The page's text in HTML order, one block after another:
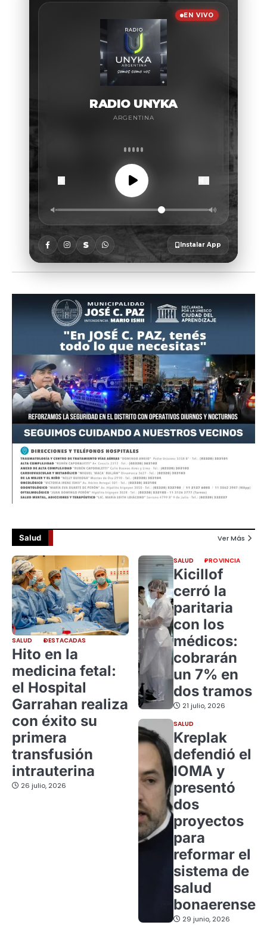
Salud Ver Más
SALUD DESTACADAS
Hito en la
medicina fetal:
el Hospital
Garrahan realiza
con éxito su
primera
transfusión
intrauterina
26 julio, 2026
SALUD PROVINCIA
Kicillof
cerró la
paritaria
con los
médicos:
cobrarán
un 7% en
dos tramos
21 julio, 2026
SALUD
Kreplak
defendió el
IOMA y
presentó
dos
proyectos
para
reformar el
sistema de
salud
bonaerense
29 junio, 2026